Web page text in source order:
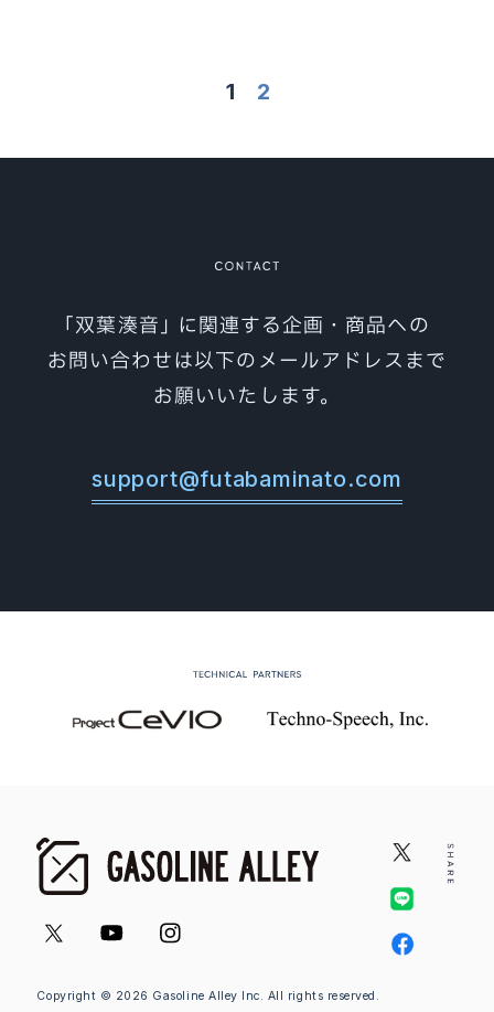
1 2
｢双葉湊音｣ に関連する企画・商品への
お問い合わせは以下のメールアドレスまで
お願いいたします。
support@futabaminato.com
Copyright © 2026 Gasoline Alley Inc. All rights reserved.